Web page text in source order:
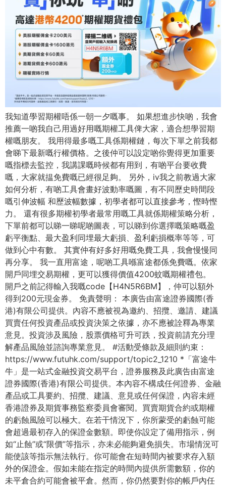
我知道學習期權唔係一朝一夕嘅事。 如果想進步快啲，我會
推薦一啲我自己用過好用嘅期權工具俾大家，適合想學習期
權嘅朋友。 我用得最多嘅工具係期權鏈，每次下單之前我都
會睇下最新嘅行權價格。之後仲可以設定啲你覺得更加重要
嘅指標去監控，我講課嘅時候都有用到，有啲平台要收費
嘅，大家就揾免費嘅已經很足夠。 另外，iv我之前教過大家
如何分析，有啲工具會畫好波動率嘅圖，有不同歷史時間段
嘅引伸波幅 和歷波幅數據，初學者都可以直接參考，慳時慳
力。 還有很多期權初學者最常用嘅工具就係期權策略分析，
下單前都可以睇一睇呢啲圖表，可以睇到你選擇嘅策略嘅盈
虧平衡點、最大盈利同埋最大虧損、盈利虧損概率等等，可
做到心中有數。 其實仲有好多好用嘅免費工具，我會慢慢同
再分享。 我一直用富途，呢啲工具喺富途都係免費嘅。依家
開戶同埋交易期權，更可以獲得價值4200蚊嘅期權禮包。
開戶之前記得輸入我嘅code【H4N5R6BM】，仲可以額外
得到200元現金券。 免責聲明： 本廣告由富途證券國際(香
港)有限公司提供。內容不應被視為邀約、招攬、邀請、建議
買賣任何投資產品或投資決策之依據，亦不應被詮釋為專業
意見。投資涉及風險，股票價格可升可跌，投資前請充分理
解產品風險並諮詢專業意見。 #活動受條款及細則約束：
https://www.futuhk.com/support/topic2_1210 *「富途牛
牛」是一站式金融投資交易平台，證券服務及此廣告由富途
證券國際(香港)有限公司提供。本內容不構成任何證券、金融
產品或工具要約、招攬、建議、意見或任何保證，內容未經
香港證券及期貨事務監察委員會審閱。買賣期貨合約或期權
的虧蝕⾵險可以極⼤。在若⼲情況下，你所蒙受的虧蝕可能
會超過最初存⼊的保證⾦數額。即使你設定了備⽤指⽰，例
如“⽌蝕”或“限價”等指⽰，亦未必能夠避免損失。市場情況可
能使該等指⽰無法執⾏。你可能會在短時間內被要求存⼊額
外的保證⾦。假如未能在指定的時間內提供所需數額，你的
未平倉合約可能會被平倉。然⽽，你仍然要對你的帳戶內任